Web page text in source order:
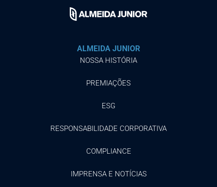
ALMEIDA JUNIOR
NOSSA HISTÓRIA
PREMIAÇÕES
ESG
RESPONSABILIDADE CORPORATIVA
COMPLIANCE
IMPRENSA E NOTÍCIAS